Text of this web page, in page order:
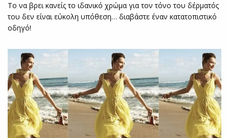
To να βρει κανείς το ιδανικό χρώμα για τον τόνο του δέρματός
του δεν είναι εύκολη υπόθεση… διαβάστε έναν κατατοπιστικό
οδηγό!